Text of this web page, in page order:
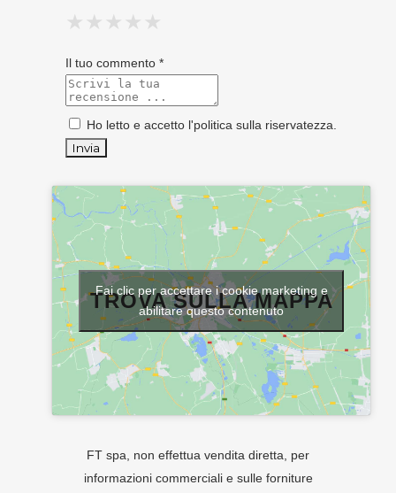
★
★ ★
★ ★ ★
★ ★ ★ ★
★ ★ ★ ★ ★
Il tuo commento *
Ho letto e accetto l'politica sulla riservatezza
TROVA SULLA MAPPA
Fai clic per accettare i cookie marketing e
abilitare questo contenuto
FT spa, non effettua vendita diretta, per
informazioni commerciali e sulle forniture